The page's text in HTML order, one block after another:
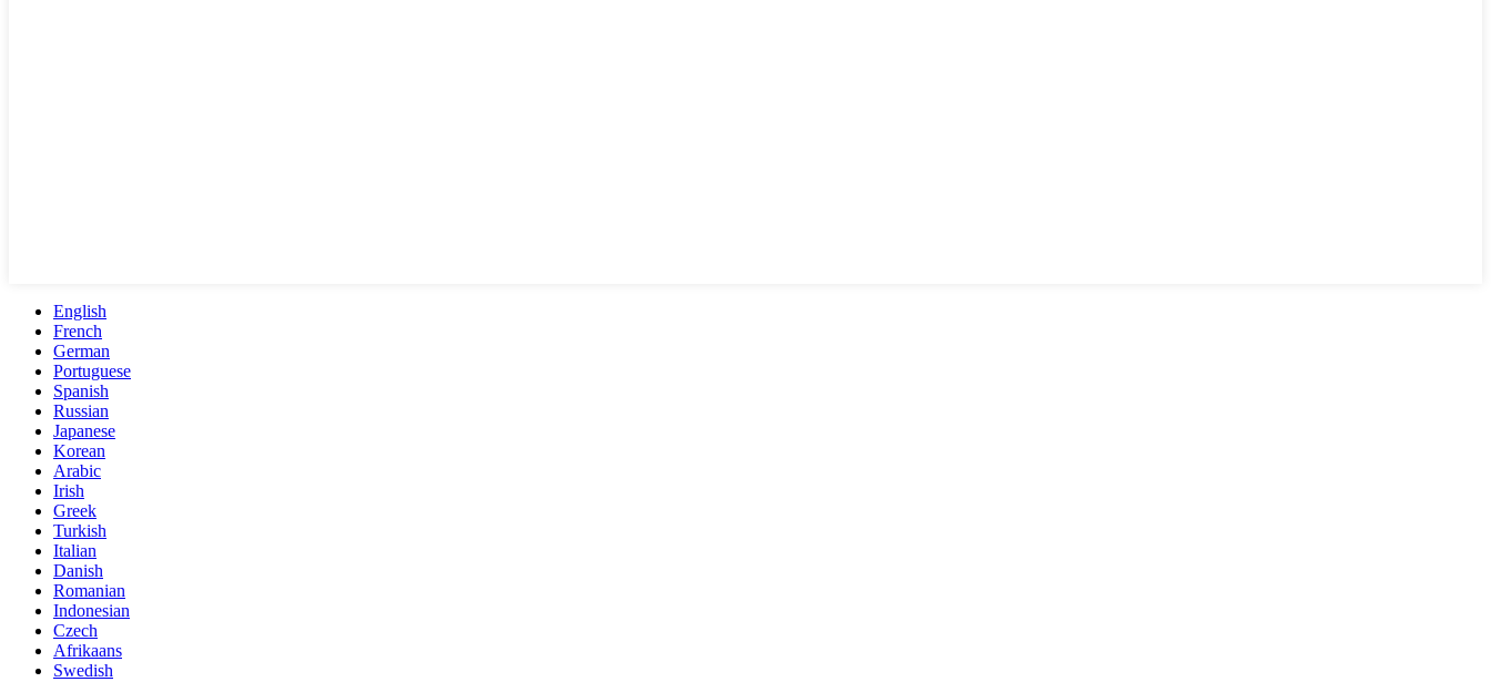
English
French
German
Portuguese
Spanish
Russian
Japanese
Korean
Arabic
Irish
Greek
Turkish
Italian
Danish
Romanian
Indonesian
Czech
Afrikaans
Swedish